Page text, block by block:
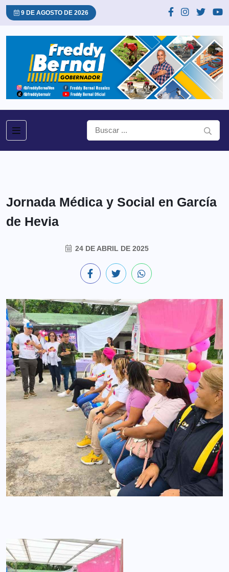
9 DE AGOSTO DE 2026
Jornada Médica y Social en García
de Hevia
24 DE ABRIL DE 2025